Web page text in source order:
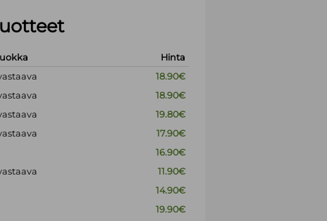
Hinta
18.90€
18.90€
19.80€
17.90€
16.90€
11.90€
14.90€
19.90€